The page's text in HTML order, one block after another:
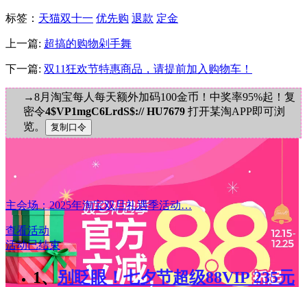
标签 ： 天猫双十一 优先购 退款 定金
上一篇: 超搞的购物剁手舞
下一篇: 双11狂欢节特惠商品，请提前加入购物车！
→8月淘宝每人每天额外加码100金币！中奖率95%起！复
密令4$VP1mgC6LrdS$:// HU7679 打开某淘APP即可浏
览。
主会场：2025年淘宝双旦礼遇季活动…
查看活动
活动已结束
1、 别眨眼！七夕节超级88VIP 235元